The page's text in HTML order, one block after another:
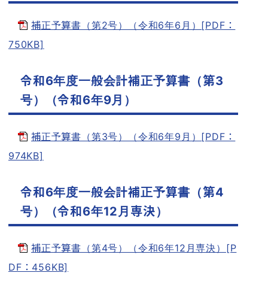
補正予算書（第2号）（令和6年6月）[PDF：
750KB]
令和6年度一般会計補正予算書（第3
号）（令和6年9月）
補正予算書（第3号）（令和6年9月）[PDF：
974KB]
令和6年度一般会計補正予算書（第4
号）（令和6年12月専決）
補正予算書（第4号）（令和6年12月専決）[P
DF：456KB]